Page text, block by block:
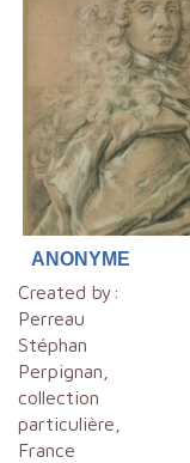
ANONYME
Created by:
Perreau
Stéphan
Perpignan,
collection
particulière,
France